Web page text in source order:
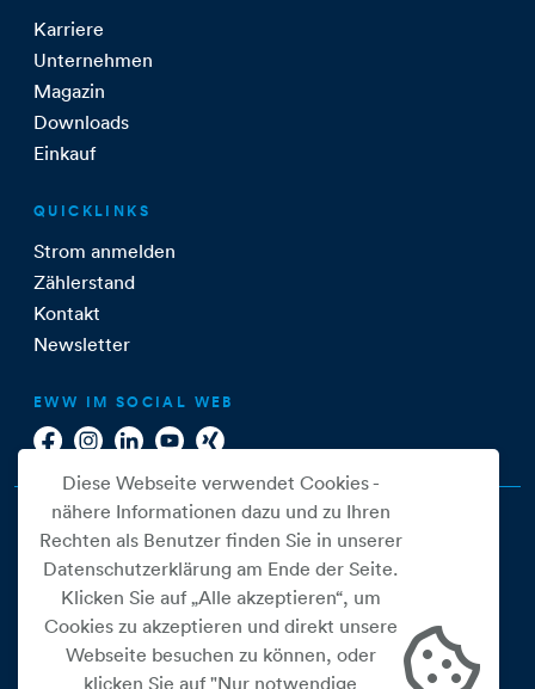
Karriere
Unternehmen
Magazin
Downloads
Einkauf
QUICKLINKS
Strom anmelden
Zählerstand
Kontakt
Newsletter
EWW IM SOCIAL WEB
Cookie Einstellungen
Diese Webseite verwendet Cookies -
nähere Informationen dazu und zu Ihren
Rechten als Benutzer finden Sie in unserer
Datenschutzerklärung am Ende der Seite.
Klicken Sie auf „Alle akzeptieren“, um
Cookies zu akzeptieren und direkt unsere
Webseite besuchen zu können, oder
klicken Sie auf "Nur notwendige